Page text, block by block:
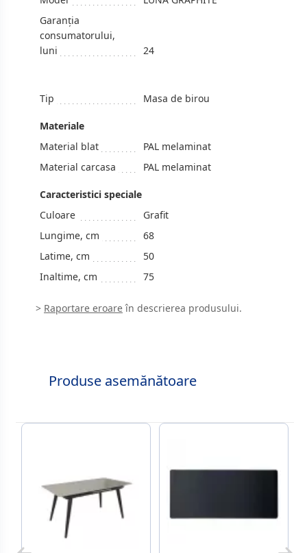
Garanția
consumatorului,
luni
24
Tip Masa de birou
Materiale
Material blat
PAL melaminat
Material carcasa
PAL melaminat
Caracteristici speciale
Culoare
Grafit
Lungime, cm
68
Latime, cm
50
Inaltime, cm
75
> Raportare eroareîn descrierea produsului.
Produse asemănătoare